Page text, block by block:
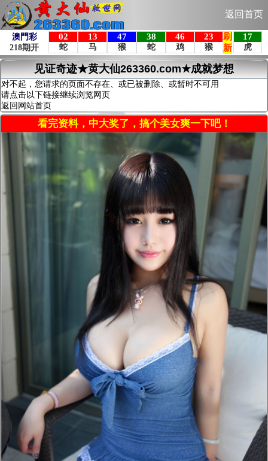
返回首页
见证奇迹★黄大仙263360.com★成就梦想
对不起，您请求的页面不存在、或已被删除、或暂时不可用
请点击以下链接继续浏览网页
返回网站首页
看完资料，中大奖了，搞个美女爽一下吧！